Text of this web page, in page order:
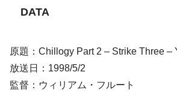
DATA
原題：Chillogy Part 2 – Strike Three –
放送日：1998/5/2
監督：ウィリアム・フルート